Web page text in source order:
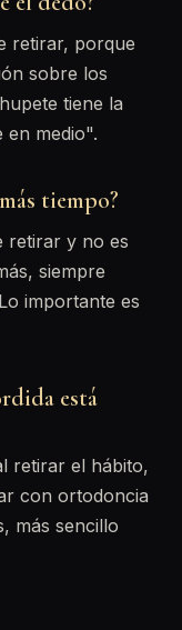
retirar, porque
sobre los
tiene la
en medio".
tiempo?
retirar y no es
siempre
importante es
está
retirar el hábito,
con ortodoncia
más sencillo